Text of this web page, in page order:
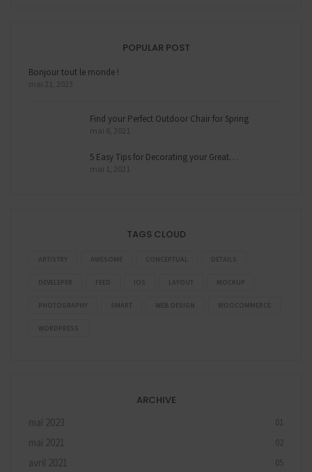
POPULAR POST
Bonjour tout le monde !
mai 21, 2023
Find your Perfect Outdoor Chair for Spring
mai 6, 2021
5 Easy Tips for Decorating your Great…
mai 1, 2021
TAGS CLOUD
ARTISTRY AWESOME CONCEPTUAL DETAILS
DEVELEPER FEED IOS LAYOUT MOCKUP
PHOTOGRAPHY SMART WEB DESIGN WOOCOMMERCE
WORDPRESS
ARCHIVE
mai 2023
01
mai 2021 02
avril 2021 05